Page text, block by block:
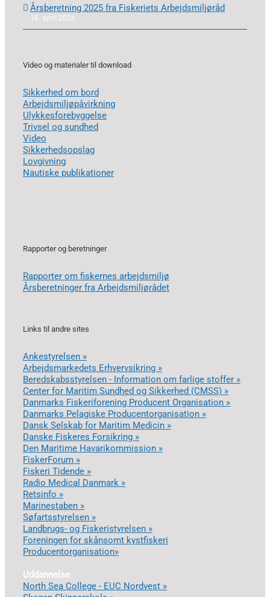
Årsberetning 2025 fra Fiskeriets Arbejdsmiljøråd
16. april 2026
Video og materialer til download
Sikkerhed om bord
Arbejdsmiljøpåvirkning
Ulykkesforebyggelse
Trivsel og sundhed
Video
Sikkerhedsopslag
Lovgivning
Nautiske publikationer
Rapporter og beretninger
Rapporter om fiskernes arbejdsmiljø
Årsberetninger fra Arbejdsmiljørådet
Links til andre sites
Ankestyrelsen »
Arbejdsmarkedets Erhvervsikring »
Beredskabsstyrelsen - Information om farlige stoffer »
Center for Maritim Sundhed og Sikkerhed (CMSS) »
Danmarks Fiskeriforening Producent Organisation »
Danmarks Pelagiske Producentorganisation »
Dansk Selskab for Maritim Medicin »
Danske Fiskeres Forsikring »
Den Maritime Havarikommission »
FiskerForum »
Fiskeri Tidende »
Radio Medical Danmark »
Retsinfo »
Marinestaben »
Søfartsstyrelsen »
Landbrugs- og Fiskeristyrelsen »
Foreningen for skånsomt kystfiskeri
Producentorganisation»
Uddannelse
North Sea College - EUC Nordvest »